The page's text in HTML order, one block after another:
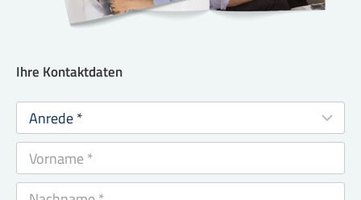
Ihre Kontaktdaten